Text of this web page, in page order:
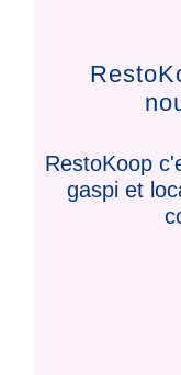
RestoKoop
gaspi et